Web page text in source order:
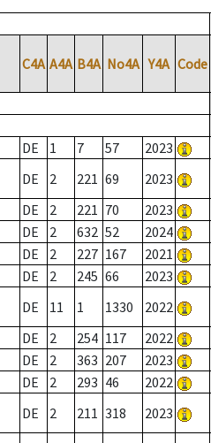
C4A A4A B4A No4A Y4A Code
DE 1 7 57 2023
DE 2 221 69 2023
DE 2 221 70 2023
DE 2 632 52 2024
DE 2 227 167 2021
DE 2 245 66 2023
DE 11 1 1330 2022
DE 2 254 117 2022
DE 2 363 207 2023
DE 2 293 46 2022
DE 2 211 318 2023